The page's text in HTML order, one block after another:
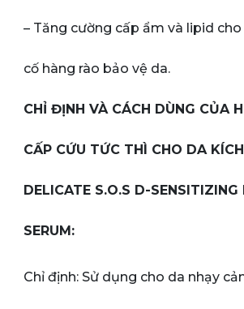
– Tăng cường cấp ẩm và lipid
cố hàng rào bảo vệ da.
CHỈ ĐỊNH VÀ CÁCH DÙNG CỦA
CẤP CỨU TỨC THÌ CHO DA
DELICATE S.O.S D-SENSITIZING
SERUM:
Chỉ định: Sử dụng cho da nhạy